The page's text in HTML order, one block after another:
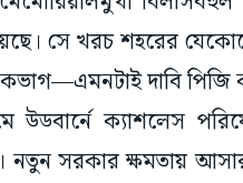
সে খরচ শহরের
দাবি পিজি
উডবার্নে ক্যাশলেস
নতুন সরকার ক্ষমতায়